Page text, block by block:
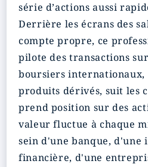
série d’actions aussi
Derrière les écrans des
compte propre, ce
pilote des transactions
boursiers internationaux,
produits dérivés, suit les
prend position sur des
valeur fluctue à chaque
sein d'une banque, d'une
financière, d'une